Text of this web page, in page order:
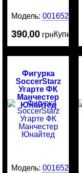
Модель:0016526
390,00 грнКупить
Фигурка
SoccerStarz
Угарте ФК
Манчестер
Юнайтед
Модель:0016523